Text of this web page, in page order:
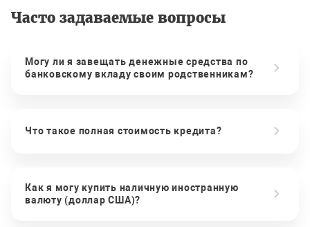
Часто задаваемые вопросы
Могу ли я завещать денежные средства по
банковскому вкладу своим родственникам?
Что такое полная стоимость кредита?
Как я могу купить наличную иностранную
валюту (доллар США)?